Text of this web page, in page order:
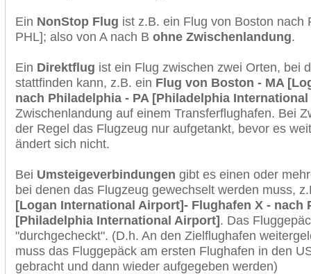
Ein NonStop Flug ist z.B. ein Flug von Boston nach
PHL]; also von A nach B ohne Zwischenlandung.
Ein Direktflug ist ein Flug zwischen zwei Orten, bei
stattfinden kann, z.B. ein Flug von Boston - MA
nach Philadelphia - PA [Philadelphia
Zwischenlandung auf einem Transferflughafen. Bei
der Regel das Flugzeug nur aufgetankt, bevor es
ändert sich nicht.
Bei Umsteigeverbindungen gibt es einen oder
bei denen das Flugzeug gewechselt werden muss,
[Logan International Airport]- Flughafen X - nach
[Philadelphia International Airport]. Das
"durchgecheckt". (D.h. An den Zielflughafen
muss das Fluggepäck am ersten Flughafen in den
gebracht und dann wieder aufgegeben werden)